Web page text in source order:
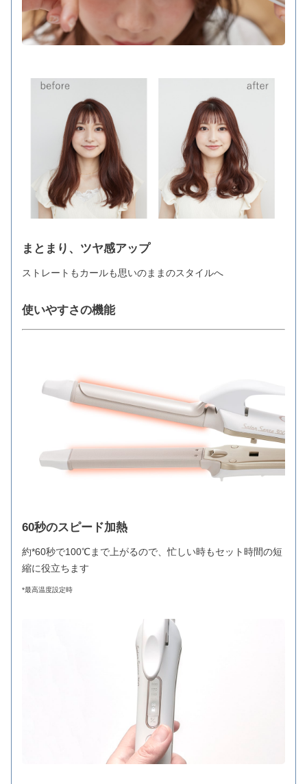
まとまり、ツヤ感アップ
ストレートもカールも思いのままのスタイルへ
使いやすさの機能
60秒のスピード加熱
約*60秒で100℃まで上がるので、忙しい時もセット時間の短
縮に役立ちます
*最高温度設定時